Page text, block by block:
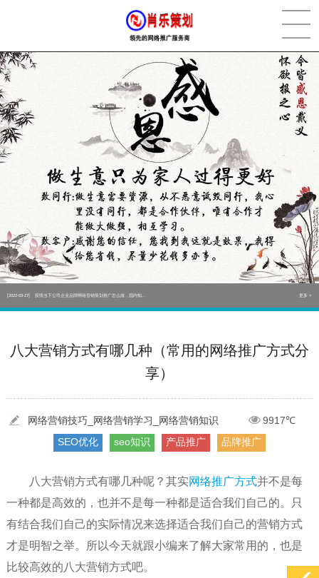
[2022-05-29] 实体门店如何做网络推广吸引客户，实体店网络营销技巧... 更多 >
[2022-05-04] 污水处理设备厂家产品如何做网络推广（污水处理项目网... 更多 >
[2022-03-27] 疫情当下公司企业品牌网络营销策划推广怎么做，国内知... 更多 >
[2022-05-29] 实体门店如何做网络推广吸引客户，实体店网络营销技巧... 更多 >
八大营销方式有哪几种（常用的网络推广方式分
享）
网络营销技巧_网络营销学习_网络营销知识
9917℃
SEO优化
seo知识 产品推广 品牌推广
八大营销方式有哪几种呢？其实网络推广方式并不是每
一种都是高效的，也并不是每一种都是适合我们自己的。只
有结合我们自己的实际情况来选择适合我们自己的营销方式
才是明智之举。所以今天就跟小编来了解大家常用的，也是
比较高效的八大营销方式吧。